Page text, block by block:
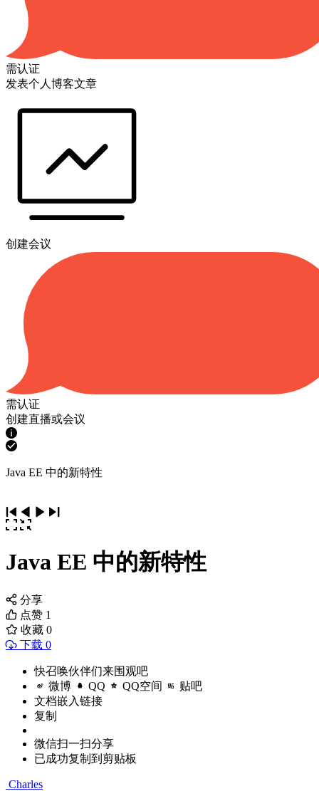
需认证
发表个人博客文章
创建会议
需认证
创建直播或会议
Java EE 中的新特性
Java EE 中的新特性
分享
点赞 1
收藏 0
下载 0
快召唤伙伴们来围观吧
微博 QQ QQ空间 贴吧
文档嵌入链接
复制
微信扫一扫分享
已成功复制到剪贴板
Charles